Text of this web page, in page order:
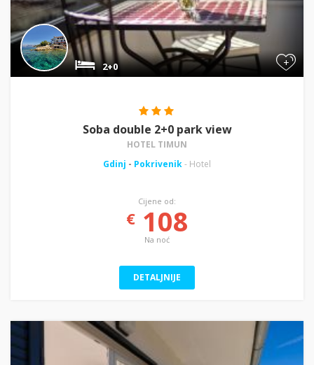
+
2+0
Soba double 2+0 park view
HOTEL TIMUN
Gdinj - Pokrivenik- Hotel
Cijene od:
€108
Na noć
DETALJNIJE